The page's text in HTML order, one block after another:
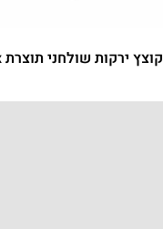
קוצץ ירקות שולחני תוצרת Electrolux צרפת